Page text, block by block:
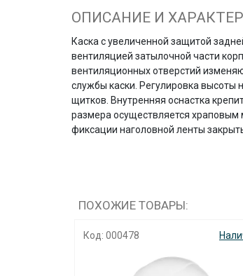
ОПИСАНИЕ И
Каска с увеличенной защитой
вентиляцией затылочной части
вентиляционных отверстий
службы каски. Регулировка высоты
щитков. Внутренняя оснастка
размера осуществляется
фиксации наголовной ленты
ПОХОЖИЕ ТОВАРЫ:
Код: 000478